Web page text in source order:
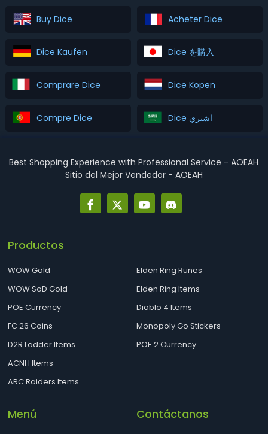
Buy Dice Acheter Dice
Dice Kaufen Dice を購入
Comprare Dice Dice Kopen
Compre Dice Dice اشتري
Best Shopping Experience with Professional Service - AOEAH
Sitio del Mejor Vendedor - AOEAH
Productos
WOW Gold
WOW SoD Gold
POE Currency
FC 26 Coins
D2R Ladder Items
ACNH Items
ARC Raiders Items
Elden Ring Runes
Elden Ring Items
Diablo 4 Items
Monopoly Go Stickers
POE 2 Currency
Menú Contáctanos